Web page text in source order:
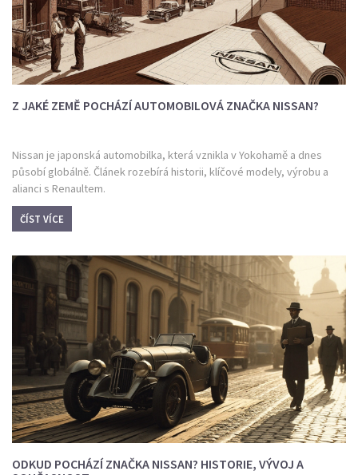
Z JAKÉ ZEMĚ POCHÁZÍ AUTOMOBILOVÁ ZNAČKA NISSAN?
Nissan je japonská automobilka, která vznikla v Yokohamě a dnes
působí globálně. Článek rozebírá historii, klíčové modely, výrobu a
alianci s Renaultem.
ČÍST VÍCE
ODKUD POCHÁZÍ ZNAČKA NISSAN? HISTORIE, VÝVOJ A